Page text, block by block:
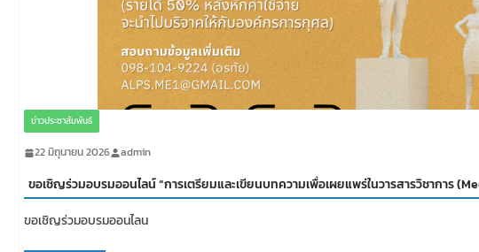
ข่าวประชาสัมพันธ์
22 มิถุนายน 2026 admin
ขอเชิญร่วมอบรมออนไลน์ “การเตรียมและเขียนบทความเพื่อเผยแพร่ในวารสารวิชาการ
ขอเชิญร่วมอบรมออนไลน